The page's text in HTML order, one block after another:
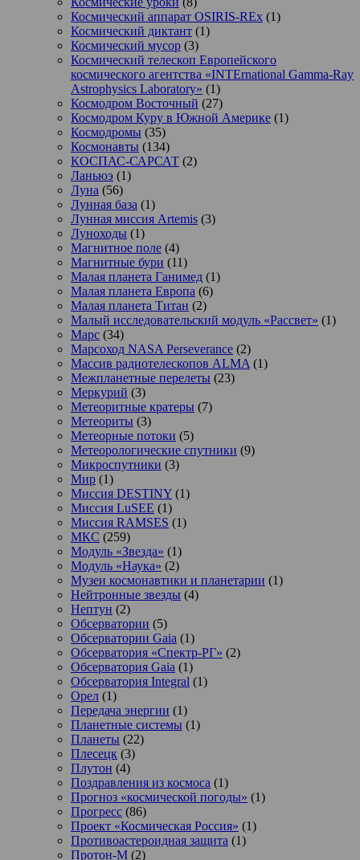
Космический аппарат OSIRIS-REx (1)
Космический диктант (1)
Космический мусор (3)
Космический телескоп Европейского
космического агентства «INTErnational Gamma-Ray
Astrophysics Laboratory» (1)
Космодром Восточный (27)
Космодром Куру в Южной Америке (1)
Космодромы (35)
Космонавты (134)
КОСПАС-САРСАТ (2)
Ланьюэ (1)
Луна (56)
Лунная база (1)
Лунная миссия Artemis (3)
Луноходы (1)
Магнитное поле (4)
Магнитные бури (11)
Малая планета Ганимед (1)
Малая планета Европа (6)
Малая планета Титан (2)
Малый исследовательский модуль «Рассвет» (1)
Марс (34)
Марсоход NASA Perseverance (2)
Массив радиотелескопов ALMA (1)
Межпланетные перелеты (23)
Меркурий (3)
Метеоритные кратеры (7)
Метеориты (3)
Метеорные потоки (5)
Метеорологические спутники (9)
Микроспутники (3)
Мир (1)
Миссия DESTINY (1)
Миссия LuSEE (1)
Миссия RAMSES (1)
МКС (259)
Модуль «Звезда» (1)
Модуль «Наука» (2)
Музеи космонавтики и планетарии (1)
Нейтронные звезды (4)
Нептун (2)
Обсерватории (5)
Обсерватории Gaia (1)
Обсерватория «Спектр-РГ» (2)
Обсерватория Gaia (1)
Обсерватория Integral (1)
Орел (1)
Передача энергии (1)
Планетные системы (1)
Планеты (22)
Плесецк (3)
Плутон (4)
Поздравления из космоса (1)
Прогноз «космической погоды» (1)
Прогресс (86)
Проект «Космическая Россия» (1)
Противоастероидная защита (1)
Протон-М (2)